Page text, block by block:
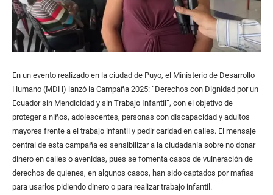
En un evento realizado en la ciudad de Puyo, el Ministerio de Desarrollo
Humano (MDH) lanzó la Campaña 2025: “Derechos con Dignidad por un
Ecuador sin Mendicidad y sin Trabajo Infantil”, con el objetivo de
proteger a niños, adolescentes, personas con discapacidad y adultos
mayores frente a el trabajo infantil y pedir caridad en calles. El mensaje
central de esta campaña es sensibilizar a la ciudadanía sobre no donar
dinero en calles o avenidas, pues se fomenta casos de vulneración de
derechos de quienes, en algunos casos, han sido captados por mafias
para usarlos pidiendo dinero o para realizar trabajo infantil.